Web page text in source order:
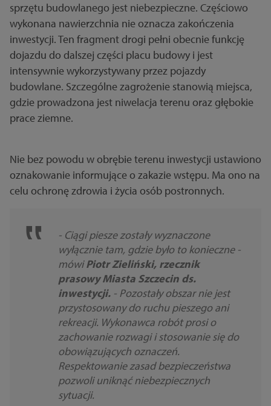
sprzętu budowlanego jest niebezpieczne. Częściowo
wykonana nawierzchnia nie oznacza zakończenia
inwestycji. Ten fragment drogi pełni obecnie funkcję
dojazdu do dalszej części placu budowy i jest
intensywnie wykorzystywany przez pojazdy
budowlane. Szczególne zagrożenie stanowią miejsca,
gdzie prowadzona jest niwelacja terenu oraz głębokie
prace ziemne.
Nie bez powodu w obrębie terenu inwestycji ustawiono
oznakowanie informujące o zakazie wstępu. Ma ono na
celu ochronę zdrowia i życia osób postronnych.
- Ciągi piesze zostały wyznaczone
wyłącznie tam, gdzie było to konieczne -
mówiPiotr Zieliński, rzecznik
prasowy Miasta Szczecin ds.
inwestycji. - Pozostały obszar nie jest
przystosowany do ruchu pieszego ani
rekreacji. Wykonawca robót prosi o
zachowanie rozwagi i stosowanie się do
obowiązujących oznaczeń.
Respektowanie zasad bezpieczeństwa
pozwoli uniknąć niebezpiecznych
sytuacji.